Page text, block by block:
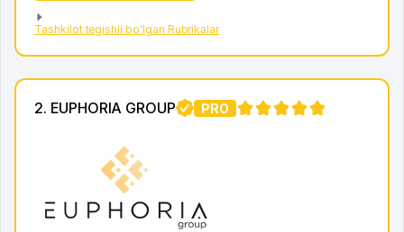
Tashkilot tegishli bo'lgan Rubrikalar
2. EUPHORIA GROUP
PRO